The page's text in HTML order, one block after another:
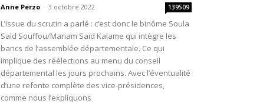
Anne Perzo - 3 octobre 2022 139509
L’issue du scrutin a parlé : c’est donc le binôme Soula
Saïd Souffou/Mariam Saïd Kalame qui intègre les
bancs de l’assemblée départementale. Ce qui
implique des réélections au menu du conseil
départemental les jours prochains. Avec l’éventualité
d’une refonte complète des vice-présidences,
comme nous l’expliquons